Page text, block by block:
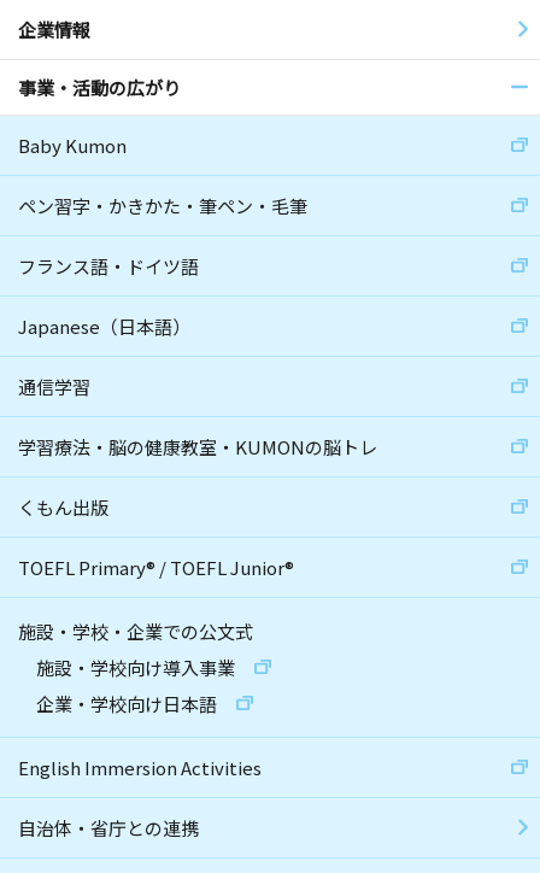
企業情報
事業・活動の広がり
Baby Kumon
ペン習字・かきかた・筆ペン・毛筆
フランス語・ドイツ語
Japanese（日本語）
通信学習
学習療法・脳の健康教室・KUMONの脳トレ
くもん出版
TOEFL Primary® /TOEFL Junior®
施設・学校・企業での公文式
施設・学校向け導入事業
企業・学校向け日本語
English Immersion Activities
自治体・省庁との連携